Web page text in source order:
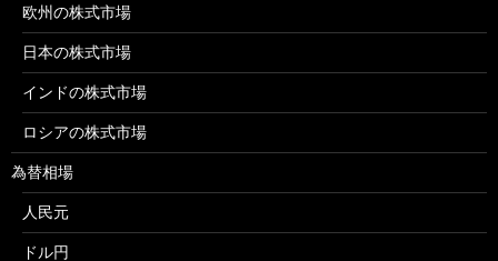
欧州の株式市場
日本の株式市場
インドの株式市場
ロシアの株式市場
為替相場
人民元
ドル円